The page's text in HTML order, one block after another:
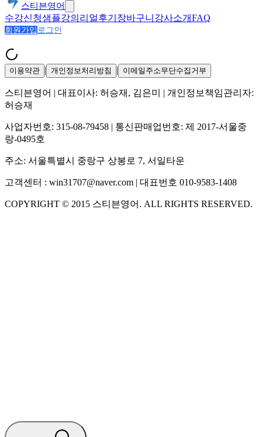
스티븐영어
수강신청샘플강의 리얼후기 장바구니 강사소개FAQ
회원가입 로그인
이용약관 | 개인정보처리방침 | 이메일주소무단수집거부
스티븐영어 | 대표이사: 허승재, 김은미
| 개인정보책임관리자:
허승재
사업자번호: 315-08-79458 | 통신판매업번호: 제 2017-서울중
랑-0495호
주소: 서울특별시 중랑구 상봉로 7, 서일타운
고객센터 : win31707@naver.com | 대표번호 010-9583-1408
COPYRIGHT © 2015 스티븐영어 . ALL RIGHTS RESERVED.